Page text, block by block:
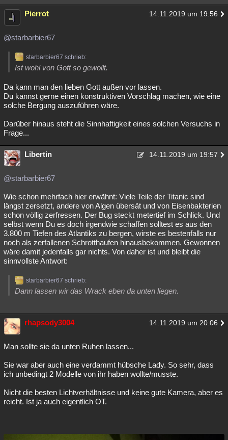
Pierrot 14.11.2019 um 19:56
@starbarbier67
starbarbier67 schrieb:
Ist wohl von Gott so gewollt.
Da kann man den lieben Gott außen vor lassen.
Du kannst gerne einen konstruktiven Vorschlag machen, wie eine
solche Bergung auszuführen wäre.
Darüber hinaus steht die Sinnhaftigkeit eines solchen Versuchs in
Frage...
Libertin 14.11.2019 um 19:57
@starbarbier67
Wie schon mehrfach hier erwähnt: Viele Teile der Titanic sind
längst zersetzt, andere von Algen übersät und von Eisenbakterien
schon völlig zerfressen. Der Bug steckt metertief im Schlick. Und
selbst wenn Du es doch irgendwie schaffen solltest es aus den
3.800 m Tiefen des Atlantiks zu bergen, wirste es bestenfalls nur
noch als zerfallenen Schrotthaufen hinausbekommen. Gewonnen
wäre damit jedenfalls gar nichts. Von daher ist und bleibt die
sinnvollste Antwort:
starbarbier67 schrieb:
Dann lassen wir das Wrack eben da unten liegen.
rhapsody3004 14.11.2019 um 20:06
Man sollte sie da unten Ruhen lassen...
Sie war aber auch eine verdammt hübsche Lady. So sehr, dass
ich unbedingt 2 Modelle von ihr haben wollte/musste.
Nicht die besten Lichtverhältnisse und keine gute Kamera, aber es
reicht. Ist ja auch eigentlich OT.